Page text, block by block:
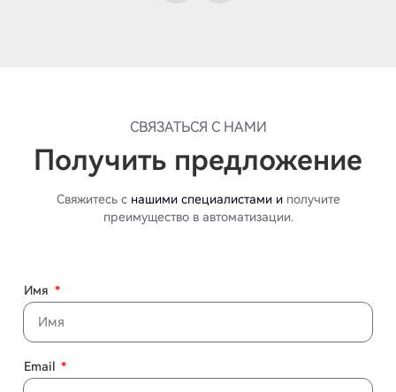
СВЯЗАТЬСЯ С НАМИ
Получить предложение
Свяжитесь с нашими специалистами иполучите
преимущество в автоматизации.
Имя
Email